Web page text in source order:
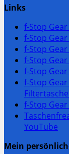
Links
f-Stop
f-Stop
f-Stop
f-Stop
f-Stop
f-Stop
f-Stop
YouTube
Mein